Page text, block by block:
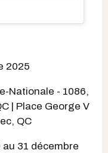
2025
Nationale - 1086,
| Place George V
QC
31 décembre